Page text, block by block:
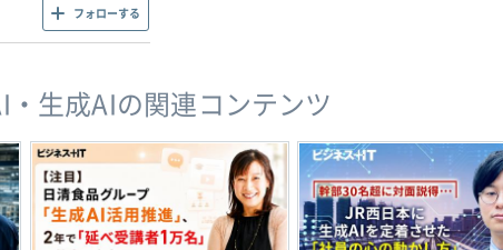
フォローする
・生成AIの関連コンテンツ